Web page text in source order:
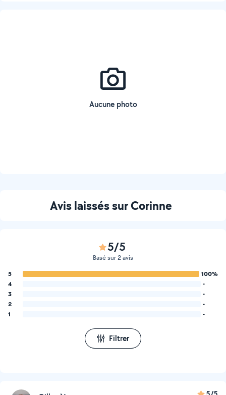
Aucune photo
Avis laissés sur Corinne
5/5
Basé sur 2 avis
5
100%
4
-
3
-
2
-
1
-
Filtrer